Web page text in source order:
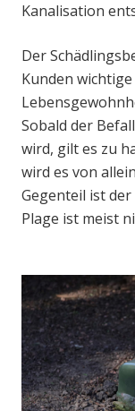
Kanalisation
Der
Kunden
Sobald der
wird, gilt es zu
wird es von
Gegenteil ist
Plage ist meist